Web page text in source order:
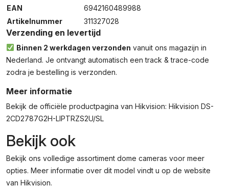
EAN
6942160489988
Artikelnummer
311327028
Verzending en levertijd
Binnen 2 werkdagen verzonden vanuit ons magazijn in
Nederland. Je ontvangt automatisch een track & trace-code
zodra je bestelling is verzonden.
Meer informatie
Bekijk de officiële productpagina van Hikvision: Hikvision DS-
2CD2787G2H-LIPTRZS2U/SL
Bekijk ook
Bekijk ons volledige assortiment dome cameras voor meer
opties. Meer informatie over dit model vindt u op de website
van Hikvision.